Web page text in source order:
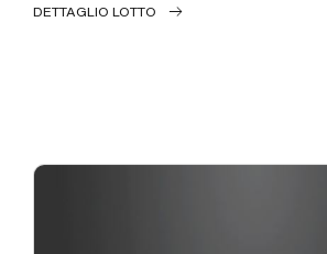
DETTAGLIO LOTTO